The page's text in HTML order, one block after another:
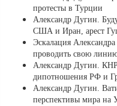
протесты в Турции
Александр Дугин.
США и Иран, арест
Эскалация
проводить свою
Александр Дугин.
дипотношения РФ и
Александр Дугин.
перспективы мира на